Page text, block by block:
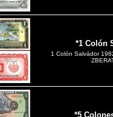
*1 Colón
1 Colón Salvádor
*5